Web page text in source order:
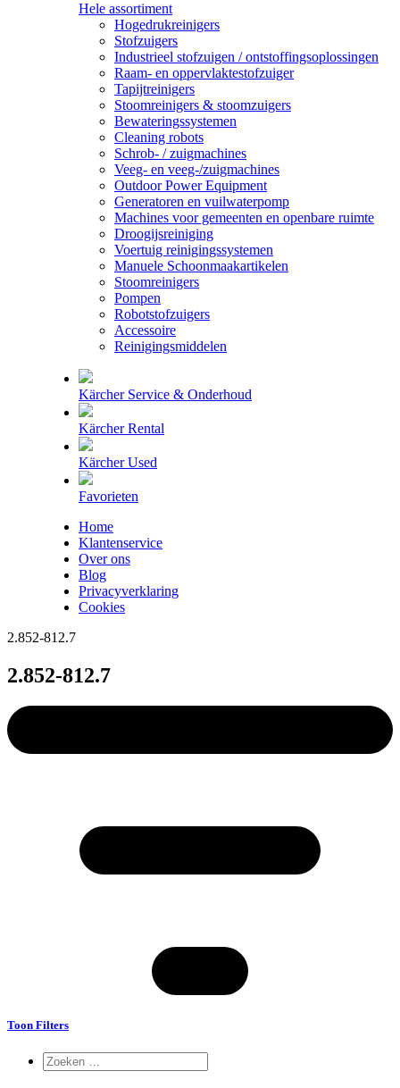
Hele assortiment
Hogedrukreinigers
Stofzuigers
Industrieel stofzuigen / ontstoffingsoplossingen
Raam- en oppervlaktestofzuiger
Tapijtreinigers
Stoomreinigers & stoomzuigers
Bewateringssystemen
Cleaning robots
Schrob- / zuigmachines
Veeg- en veeg-/zuigmachines
Outdoor Power Equipment
Generatoren en vuilwaterpomp
Machines voor gemeenten en openbare ruimte
Droogijsreiniging
Voertuig reinigingssystemen
Manuele Schoonmaakartikelen
Stoomreinigers
Pompen
Robotstofzuigers
Accessoire
Reinigingsmiddelen
Kärcher Service & Onderhoud
Kärcher Rental
Kärcher Used
Favorieten
Home
Klantenservice
Over ons
Blog
Privacyverklaring
Cookies
2.852-812.7
2.852-812.7
Toon Filters